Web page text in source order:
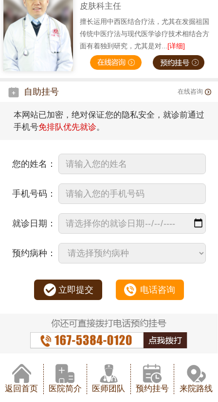
皮肤科主任
擅长运用中西医结合疗法，尤其在发掘祖国
传统中医疗法与现代医学诊疗技术相结合方
面有着独到研究，尤其是对...[详细]
自助挂号 在线咨询
本网站已加密，绝对保证您的隐私安全，就诊前通过
手机号免排队优先就诊。
您的姓名：
手机号码：
就诊日期：
预约病种：
立即提交 电话咨询
返回首页 医院简介 医师团队 预约挂号 来院路线